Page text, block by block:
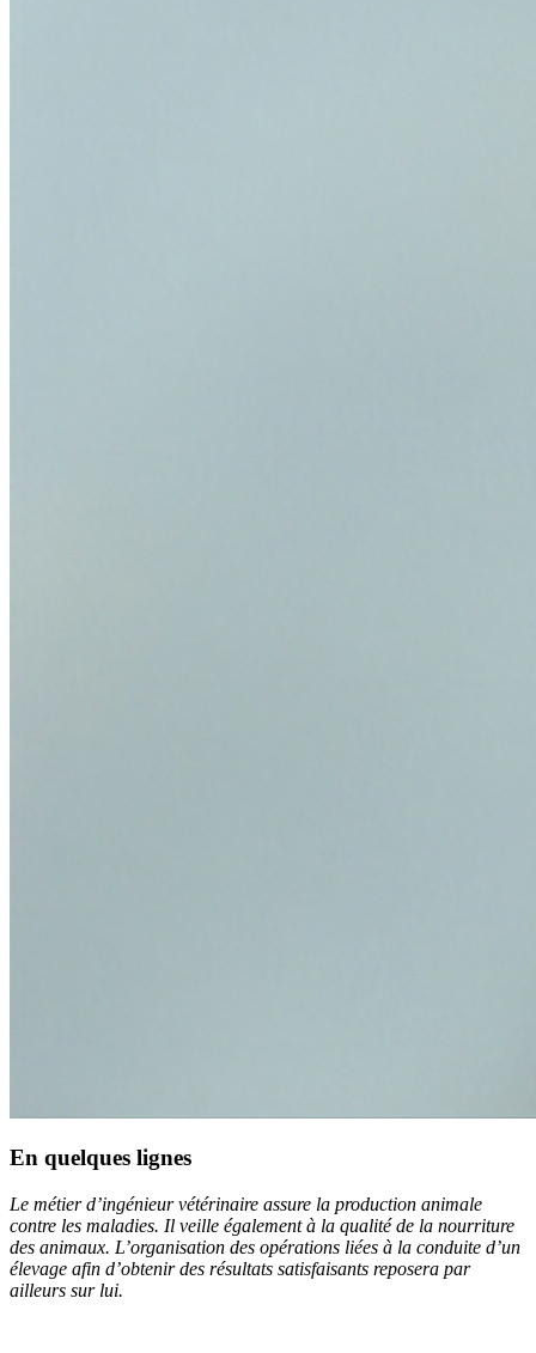
En quelques lignes
Le métier d’ingénieur vétérinaire assure la production animale
contre les maladies. Il veille également à la qualité de la nourriture
des animaux. L’organisation des opérations liées à la conduite d’un
élevage afin d’obtenir des résultats satisfaisants reposera par
ailleurs sur lui.